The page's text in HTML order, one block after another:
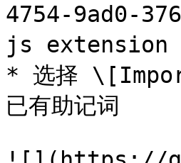
4754-9ad0-
js extension
* 选择
已有助记词